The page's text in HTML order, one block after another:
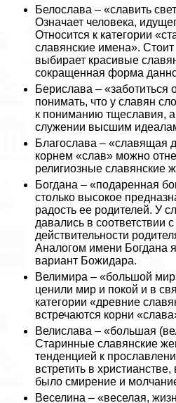
Белослава – «славить
Означает человека,
Относится к категории
славянские имена». Стоит
выбирает красивые
сокращенная форма
Берислава – «заботиться
понимать, что у славян
к пониманию тщеславия,
служении высшим
Благослава – «славящая
корнем «слав» можно
религиозные славянские
Богдана – «подаренная
столько высокое
радость ее родителей. У
давались в соответствии
действительности
Аналогом имени Богдана
вариант Божидара.
Велимира – «большой
ценили мир и покой и в
категории «древние
встречаются корни
Велислава – «большая
Старинные славянские
тенденцией к
встретить в
было смирение и
Веселина – «веселая,